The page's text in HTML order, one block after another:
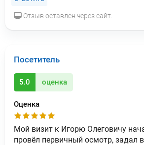
Отзыв оставлен через сайт.
Посетитель
5.0 оценка
Оценка
Мой визит к Игорю Олеговичу
провёл первичный осмотр, задал